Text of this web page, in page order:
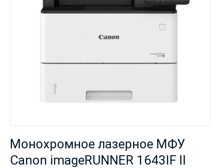
Монохромное лазерное МФУ
Canon imageRUNNER 1643IF II